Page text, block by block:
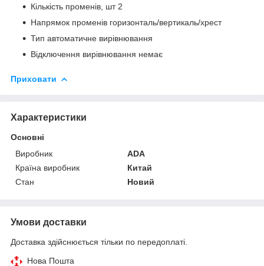
Кількість променів, шт 2
Напрямок променів горизонталь/вертикаль/хрест
Тип автоматичне вирівнювання
Відключення вирівнювання немає
Приховати
Характеристики
Основні
Виробник
ADA
Країна виробник
Китай
Стан
Новий
Умови доставки
Доставка здійснюється тільки по передоплаті.
Нова Пошта